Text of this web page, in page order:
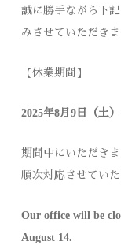
誠に勝手ながら下
みさせていただきま
【休業期間】
2025年8月9日（土
期間中にいただき
順次対応させていた
Our office will be
August 14.